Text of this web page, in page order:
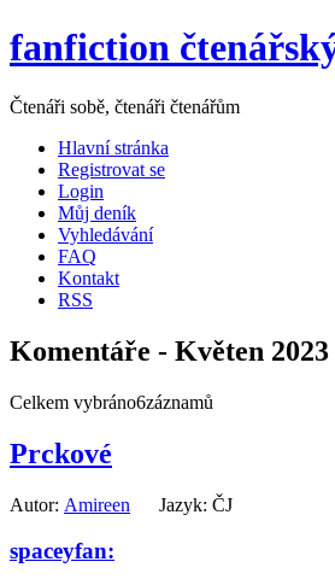
fanfiction
Čtenáři sobě, čtenáři čtenářům
Hlavní stránka
Registrovat se
Login
Můj deník
Vyhledávání
FAQ
Kontakt
RSS
Komentáře - Květen 2023
Celkem vybráno6záznamů
Prckové
Autor: Amireen Jazyk: ČJ
spaceyfan: